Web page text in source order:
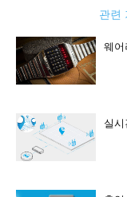
관련
웨어
실시